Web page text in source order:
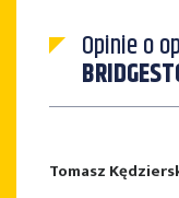
Opinie o
Tomasz